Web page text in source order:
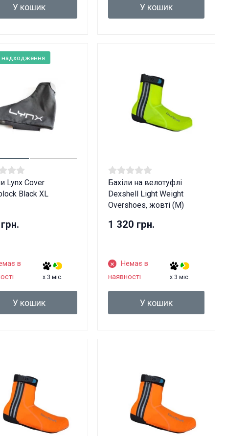
У кошик У кошик
Lynx Cover
Black XL
в
x 3 міс.
У кошик
надходження
Бахіли на велотуфлі
Dexshell Light Weight
Overshoes, жовті (M)
1 320 грн.
Немає в
наявності
x 3 міс.
У кошик